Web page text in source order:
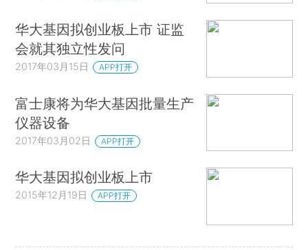
华大基因拟创业板上市 证监
会就其独立性发问
2017年03月15日 APP打开
富士康将为华大基因批量生产
仪器设备
2017年03月02日 APP打开
华大基因拟创业板上市
2015年12月19日 APP打开